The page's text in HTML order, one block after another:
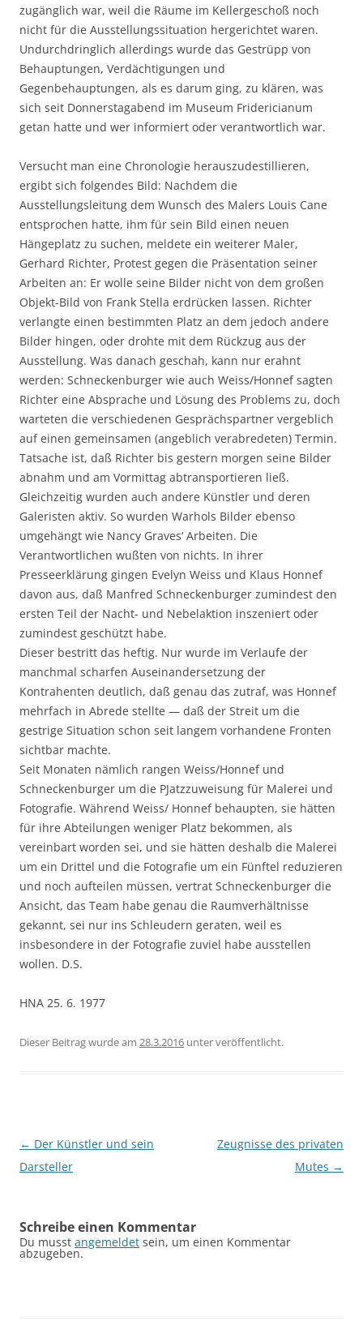
zugänglich war, weil die Räume im Kellergeschoß noch
nicht für die Ausstellungssituation hergerichtet waren.
Undurchdringlich allerdings wurde das Gestrüpp von
Behauptungen, Verdächtigungen und
Gegenbehauptungen, als es darum ging, zu klären, was
sich seit Donnerstagabend im Museum Fridericianum
getan hatte und wer informiert oder verantwortlich war.
Versucht man eine Chronologie herauszudestillieren,
ergibt sich folgendes Bild: Nachdem die
Ausstellungsleitung dem Wunsch des Malers Louis Cane
entsprochen hatte, ihm für sein Bild einen neuen
Hängeplatz zu suchen, meldete ein weiterer Maler,
Gerhard Richter, Protest gegen die Präsentation seiner
Arbeiten an: Er wolle seine Bilder nicht von dem großen
Objekt-Bild von Frank Stella erdrücken lassen. Richter
verlangte einen bestimmten Platz an dem jedoch andere
Bilder hingen, oder drohte mit dem Rückzug aus der
Ausstellung. Was danach geschah, kann nur erahnt
werden: Schneckenburger wie auch Weiss/Honnef sagten
Richter eine Absprache und Lösung des Problems zu, doch
warteten die verschiedenen Gesprächspartner vergeblich
auf einen gemeinsamen (angeblich verabredeten) Termin.
Tatsache ist, daß Richter bis gestern morgen seine Bilder
abnahm und am Vormittag abtransportieren ließ.
Gleichzeitig wurden auch andere Künstler und deren
Galeristen aktiv. So wurden Warhols Bilder ebenso
umgehängt wie Nancy Graves‘ Arbeiten. Die
Verantwortlichen wußten von nichts. In ihrer
Presseerklärung gingen Evelyn Weiss und Klaus Honnef
davon aus, daß Manfred Schneckenburger zumindest den
ersten Teil der Nacht- und Nebelaktion inszeniert oder
zumindest geschützt habe.
Dieser bestritt das heftig. Nur wurde im Verlaufe der
manchmal scharfen Auseinandersetzung der
Kontrahenten deutlich, daß genau das zutraf, was Honnef
mehrfach in Abrede stellte — daß der Streit um die
gestrige Situation schon seit langem vorhandene Fronten
sichtbar machte.
Seit Monaten nämlich rangen Weiss/Honnef und
Schneckenburger um die PJatzzuweisung für Malerei und
Fotografie. Während Weiss/ Honnef behaupten, sie hätten
für ihre Abteilungen weniger Platz bekommen, als
vereinbart worden sei, und sie hätten deshalb die Malerei
um ein Drittel und die Fotografie um ein Fünftel reduzieren
und noch aufteilen müssen, vertrat Schneckenburger die
Ansicht, das Team habe genau die Raumverhältnisse
gekannt, sei nur ins Schleudern geraten, weil es
insbesondere in der Fotografie zuviel habe ausstellen
wollen. D.S.
HNA 25. 6. 1977
Dieser Beitrag wurde am 28.3.2016 unterveröffentlicht.
Beitragsnavigation
← Der Künstler und sein
Darsteller
Zeugnisse des privaten
Mutes →
Schreibe einen Kommentar
Du musst angemeldet sein, um einen Kommentar
abzugeben.